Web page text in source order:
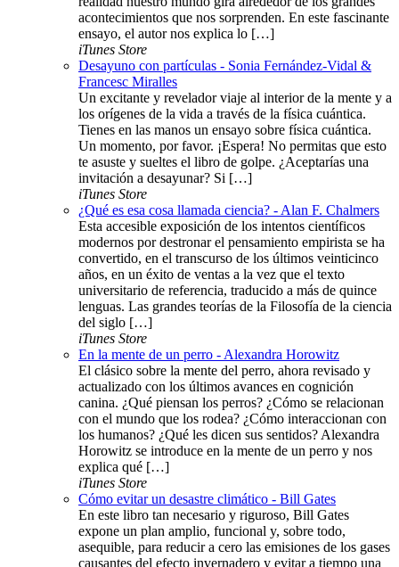
acontecimientos que nos sorprenden. En este fascinante
ensayo, el autor nos explica lo […]
iTunes Store
Desayuno con partículas - Sonia Fernández-Vidal &
Francesc Miralles
Un excitante y revelador viaje al interior de la mente y a
los orígenes de la vida a través de la física cuántica.
Tienes en las manos un ensayo sobre física cuántica.
Un momento, por favor. ¡Espera! No permitas que esto
te asuste y sueltes el libro de golpe. ¿Aceptarías una
invitación a desayunar? Si […]
iTunes Store
¿Qué es esa cosa llamada ciencia? - Alan F. Chalmers
Esta accesible exposición de los intentos científicos
modernos por destronar el pensamiento empirista se ha
convertido, en el transcurso de los últimos veinticinco
años, en un éxito de ventas a la vez que el texto
universitario de referencia, traducido a más de quince
lenguas. Las grandes teorías de la Filosofía de la ciencia
del siglo […]
iTunes Store
En la mente de un perro - Alexandra Horowitz
El clásico sobre la mente del perro, ahora revisado y
actualizado con los últimos avances en cognición
canina. ¿Qué piensan los perros? ¿Cómo se relacionan
con el mundo que los rodea? ¿Cómo interaccionan con
los humanos? ¿Qué les dicen sus sentidos? Alexandra
Horowitz se introduce en la mente de un perro y nos
explica qué […]
iTunes Store
Cómo evitar un desastre climático - Bill Gates
En este libro tan necesario y riguroso, Bill Gates
expone un plan amplio, funcional y, sobre todo,
asequible, para reducir a cero las emisiones de los gases
causantes del efecto invernadero y evitar a tiempo una